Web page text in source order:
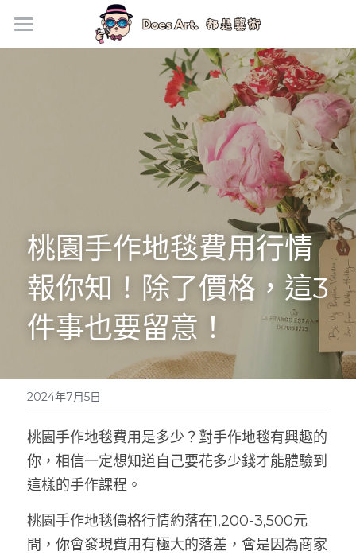
首頁
手作地毯專欄
銀黏土寶石戒指
馬上預約
桃園手作地毯費用行情
報你知！除了價格，這3
件事也要留意！
2024年7月5日
桃園手作地毯費用是多少？對手作地毯有興趣的
你，相信一定想知道自己要花多少錢才能體驗到
這樣的手作課程。
桃園手作地毯價格行情約落在1,200-3,500元
間，你會發現費用有極大的落差，會是因為商家